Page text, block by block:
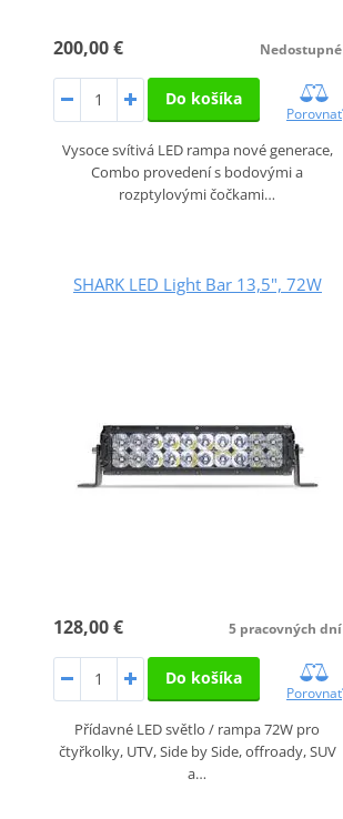
200,00 € Nedostupné
Do košíka
Porovnať
Vysoce svítivá LED rampa nové generace,
Combo provedení s bodovými a
rozptylovými čočkami…
SHARK LED Light Bar 13,5", 72W
128,00 € 5 pracovných dní
Do košíka
Porovnať
Přídavné LED světlo / rampa 72W pro
čtyřkolky, UTV, Side by Side, offroady, SUV
a…